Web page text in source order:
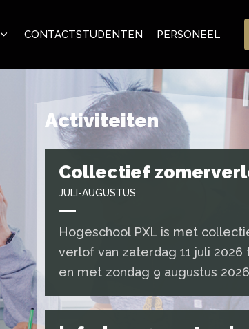
CONTACTSTUDENTEN PERSONEEL
Activiteiten
Collectief
JULI-AUGUSTUS
Hogeschool PXL is met
verlof van zaterdag 11 juli 2026
en met zondag 9 augustus